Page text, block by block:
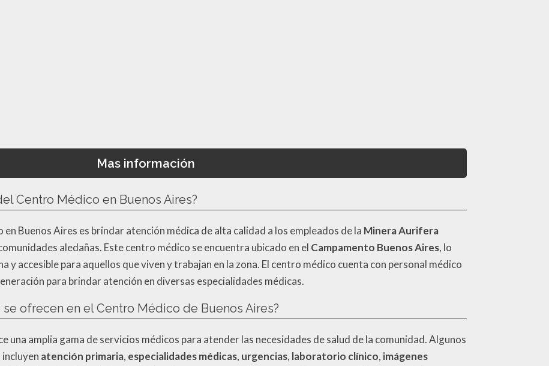
Mas información
Centro Médico en Buenos Aires?
Buenos Aires es brindar atención médica de alta calidad a los empleados de la Minera Aurifera
aledañas. Este centro médico se encuentra ubicado en el Campamento Buenos Aires, lo
y accesible para aquellos que viven y trabajan en la zona. El centro médico cuenta con personal médico
para brindar atención en diversas especialidades médicas.
ofrecen en el Centro Médico de Buenos Aires?
una amplia gama de servicios médicos para atender las necesidades de salud de la comunidad. Algunos
atención primaria, especialidades médicas, urgencias, laboratorio clínico, imágenes